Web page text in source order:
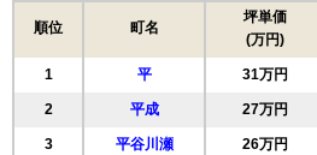
順位 町名
坪単価
(万円)
1 平 31万円
2 平成 27万円
3 平谷川瀬 26万円